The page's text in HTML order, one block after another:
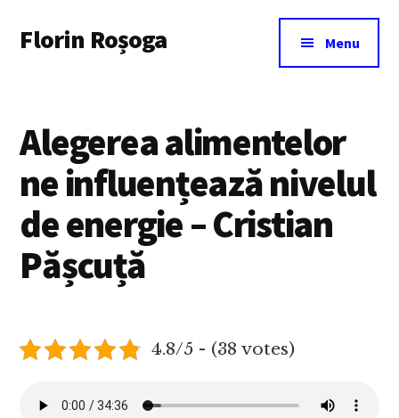
main
menu
Florin Roșoga Menu
Alegerea alimentelor
ne influențează nivelul
de energie – Cristian
Pășcuță
4.8/5 - (38 votes)